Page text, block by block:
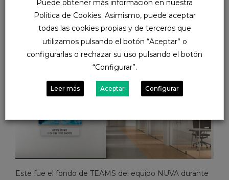
NUVA fue la madrileñaElisa de la Torre , una artista que
con sus obras nos sumerge en un mundo de
abstracción figurativa absolutamente hipnótico.
Este fue el fondo de TEAMS del equipo NUVA durante
Puede obtener más información en nuestra
Política de Cookies. Asimismo, puede aceptar
todas las cookies propias y de terceros que
utilizamos pulsando el botón “Aceptar” o
configurarlas o rechazar su uso pulsando el botón
“Configurar”.
Leer más Aceptar Configurar